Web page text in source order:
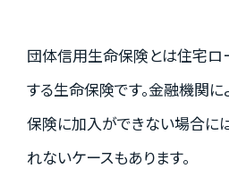
お知
資料請
団体信用生命保険とは住宅ロ
する生命保険です。金融機関
保険に加入ができない場合に
れないケースもあります。